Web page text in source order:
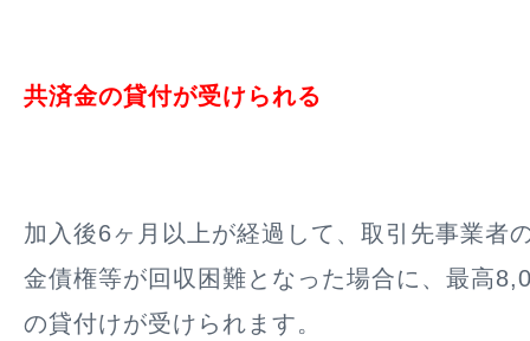
共済金の貸付が受けられる
加入後6ヶ月以上が経過して、取引先事業者
金債権等が回収困難となった場合に、最高
の貸付けが受けられます。